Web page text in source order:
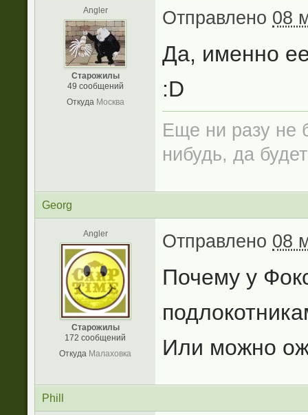
Angler
Старожилы
49 сообщений
Откуда Москва
Отправлено 08
Да, именно
:D
Еще ни разу не
нибудь, да будет
Georg
Angler
Старожилы
172 сообщений
Откуда Малаховка
Отправлено 08
Почему у
Или можно
Phill